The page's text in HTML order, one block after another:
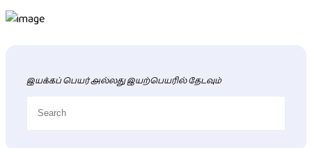
இயக்கப் பெயர் அல்லது இயற்பெயரில் தேடவும்